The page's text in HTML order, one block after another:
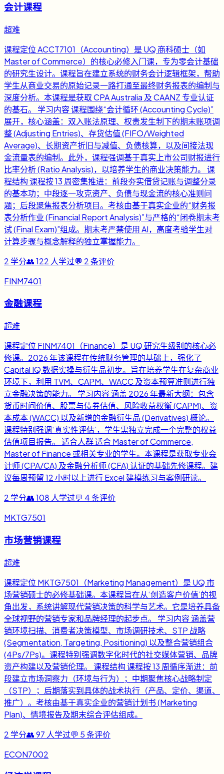
会计课程
超难
课程定位 ACCT7101（Accounting）是 UQ 商科硕士（如
Master of Commerce）的核心必修入门课，专为零会计基础
的研究生设计。课程旨在建立系统的财务会计逻辑框架，帮助
学生从商业交易的原始记录一路打通至最终财务报表的编制与
深度分析。本课程是获取 CPA Australia 及 CAANZ 专业认证
的基石。 学习内容 课程围绕“会计循环 (Accounting Cycle)”
展开，核心涵盖：双入账法原理、权责发生制下的期末账项调
整 (Adjusting Entries)、存货估值 (FIFO/Weighted
Average)、长期资产折旧与减值、负债核算，以及间接法现
金流量表的编制。此外，课程强调基于真实上市公司财报进行
比率分析 (Ratio Analysis)，以培养学生的商业决策能力。 课
程结构 课程按 13 周密集推进：前段夯实借贷记账与调整分录
的基本功；中段逐一攻克资产、负债与现金流的核心准则问
题；后段聚焦报表分析项目。考核由基于真实企业的“财务报
表分析作业 (Financial Report Analysis)”与严格的“闭卷期末考
试 (Final Exam)”组成。期末考严禁使用 AI，高度考验学生对
计算步骤与概念解释的独立掌握能力。
2 学分👥122 人学过💬 2条评价
FINM7401
金融课程
超难
课程定位 FINM7401（Finance）是 UQ 研究生级别的核心必
修课。2026 年该课程在传统财务管理的基础上，强化了
Capital IQ 数据实操与衍生品初步。旨在培养学生在复杂商业
环境下，利用 TVM、CAPM、WACC 及资本预算准则进行独
立金融决策的能力。 学习内容 涵盖 2026 年最新大纲：包含
货币时间价值、股票与债券估值、风险收益权衡 (CAPM)、资
本成本 (WACC) 以及新增的金融衍生品 (Derivatives) 概论。
课程特别强调‘真实性评估’，学生需独立完成一个完整的权益
估值项目报告。 适合人群 适合 Master of Commerce,
Master of Finance 或相关专业的学生。本课程是获取专业会
计师 (CPA/CA) 及金融分析师 (CFA) 认证的基础先修课程。建
议每周预留 12 小时以上进行 Excel 建模练习与案例研读。
2 学分👥108 人学过💬 4条评价
MKTG7501
市场营销课程
超难
课程定位 MKTG7501（Marketing Management）是 UQ 市
场营销硕士的必修基础课。本课程旨在从‘创造客户价值’的视
角出发，系统讲解现代营销决策的科学与艺术。它是培养具备
全球视野的营销专家和品牌经理的起步点。 学习内容 涵盖营
销环境扫描、消费者决策模型、市场调研技术、STP 战略
(Segmentation, Targeting, Positioning) 以及整合营销组合
(4Ps/7Ps)。课程特别强调数字化时代的社交媒体营销、品牌
资产构建以及营销伦理。 课程结构 课程按 13 周循序渐进：前
段建立市场洞察力（环境与行为）；中期聚焦核心战略制定
（STP）；后期落实到具体的战术执行（产品、定价、渠道、
推广）。考核由基于真实企业的营销计划书 (Marketing
Plan)、情境报告及期末综合评估组成。
2 学分👥97 人学过💬 5条评价
ECON7002